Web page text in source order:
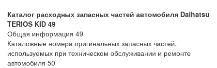
Каталог расходных запасных частей автомобиля Daihatsu
TERIOS KID 49
Общая информация 49
Каталожные номера оригинальных запасных частей,
используемых при техническом обслуживании и ремонте
автомобиля 50